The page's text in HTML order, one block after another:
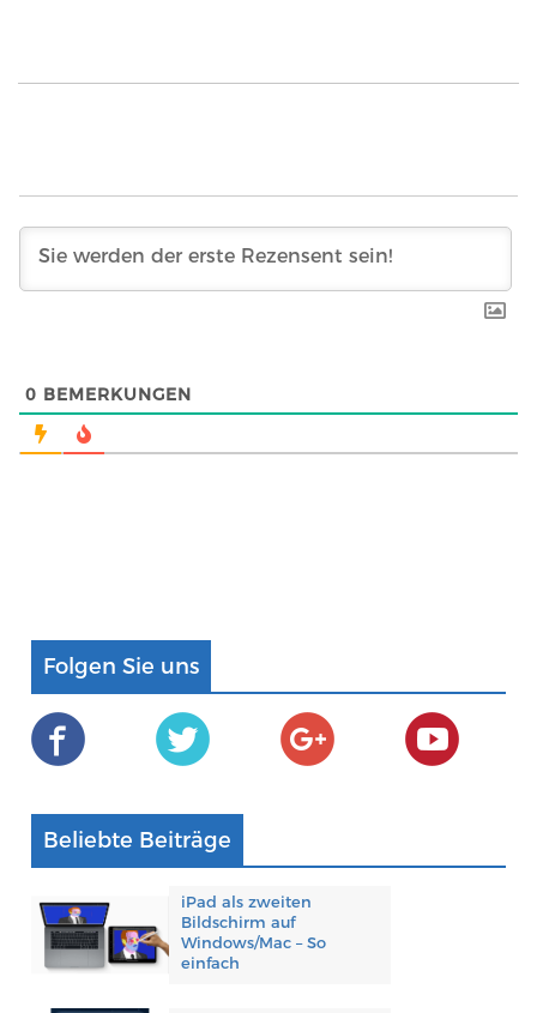
0 BEMERKUNGEN
Folgen Sie uns
Beliebte Beiträge
iPad als zweiten
Bildschirm auf
Windows/Mac – So
einfach